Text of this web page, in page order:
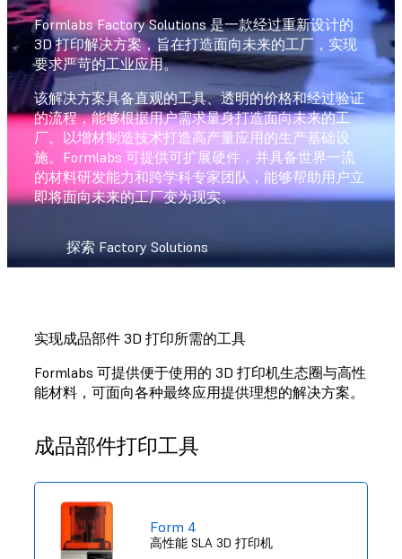
Formlabs Factory Solutions 是一款经过重新设计的
3D 打印解决方案，旨在打造面向未来的工厂，实现
要求严苛的工业应用。
该解决方案具备直观的工具、透明的价格和经过验证
的流程，能够根据用户需求量身打造面向未来的工
厂。以增材制造技术打造高产量应用的生产基础设
施。Formlabs 可提供可扩展硬件，并具备世界一流
的材料研发能力和跨学科专家团队，能够帮助用户立
即将面向未来的工厂变为现实。
探索 Factory Solutions
实现成品部件 3D 打印所需的工具
Formlabs 可提供便于使用的 3D 打印机生态圈与高性
能材料，可面向各种最终应用提供理想的解决方案。
成品部件打印工具
Form 4
高性能 SLA 3D 打印机